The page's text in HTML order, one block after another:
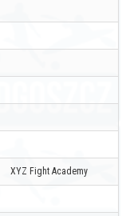
XYZ Fight Academy